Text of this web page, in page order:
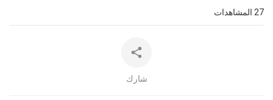
27المشاهدات
شارك